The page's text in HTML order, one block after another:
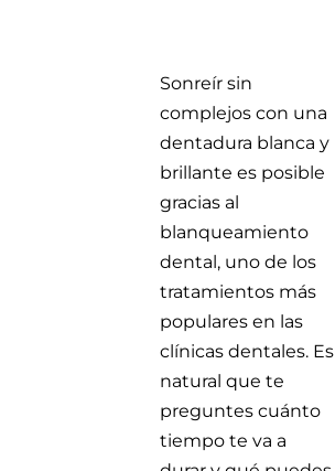
Sonreír sin
complejos con una
dentadura blanca y
brillante es posible
gracias al
blanqueamiento
dental, uno de los
tratamientos más
populares en las
clínicas dentales. Es
natural que te
preguntes cuánto
tiempo te va a